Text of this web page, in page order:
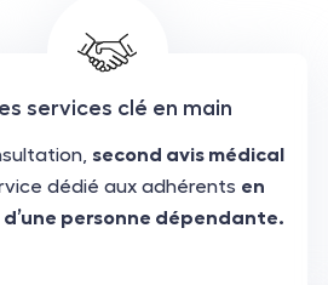
services clé en main
second avis médical
dédié aux adhérents en
personne dépendante.